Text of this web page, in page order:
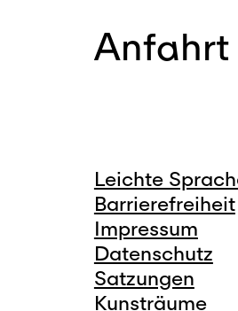
Anfahrt
Leichte
Barrierefreiheit
Impressum
Datenschutz
Satzungen
Kunsträume